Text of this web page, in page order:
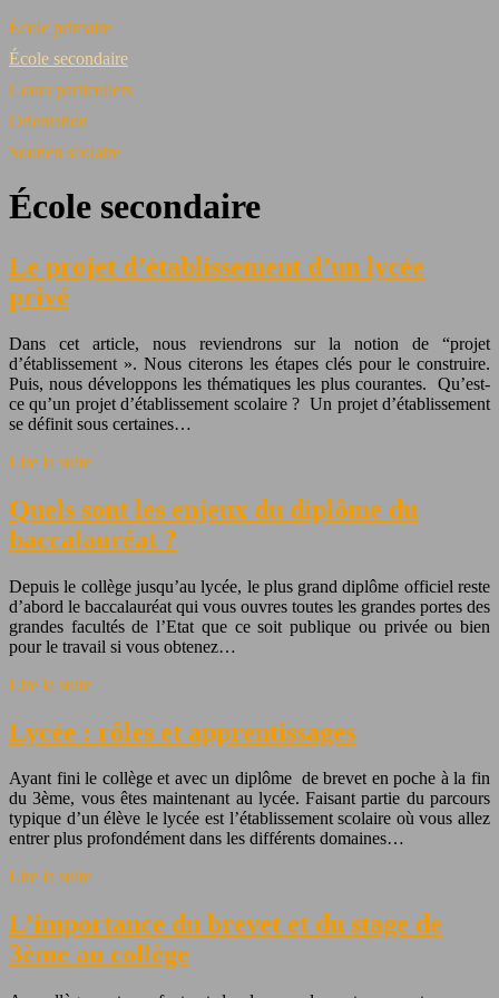
École primaire
École secondaire
Cours particuliers
Orientation
Soutien scolaire
École secondaire
Le projet d’établissement d’un lycée
privé
Dans cet article, nous reviendrons sur la notion de “projet
d’établissement ». Nous citerons les étapes clés pour le construire.
Puis, nous développons les thématiques les plus courantes. Qu’est-
ce qu’un projet d’établissement scolaire ? Un projet d’établissement
se définit sous certaines…
Lire la suite
Quels sont les enjeux du diplôme du
baccalauréat ?
Depuis le collège jusqu’au lycée, le plus grand diplôme officiel reste
d’abord le baccalauréat qui vous ouvres toutes les grandes portes des
grandes facultés de l’Etat que ce soit publique ou privée ou bien
pour le travail si vous obtenez…
Lire la suite
Lycée : rôles et apprentissages
Ayant fini le collège et avec un diplôme de brevet en poche à la fin
du 3ème, vous êtes maintenant au lycée. Faisant partie du parcours
typique d’un élève le lycée est l’établissement scolaire où vous allez
entrer plus profondément dans les différents domaines…
Lire la suite
L’importance du brevet et du stage de
3ème au collège